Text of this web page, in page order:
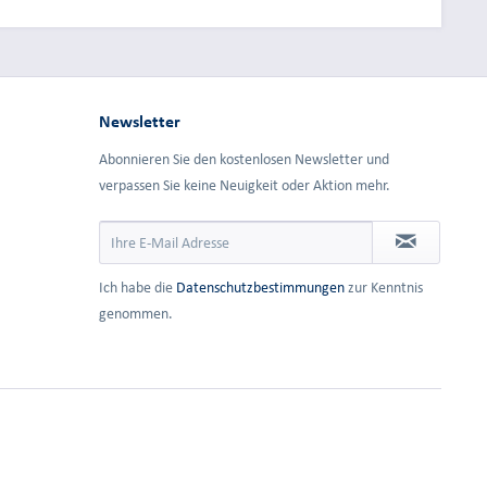
Newsletter
Abonnieren Sie den kostenlosen Newsletter und
verpassen Sie keine Neuigkeit oder Aktion mehr.
Ich habe die Datenschutzbestimmungen zur Kenntnis
genommen.